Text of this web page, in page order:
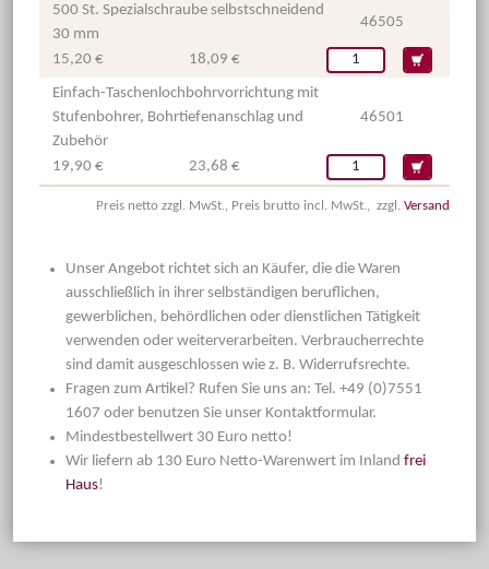
500 St. Spezialschraube selbstschneidend
30 mm
46505
15,20 € 18,09 €
Einfach-Taschenlochbohrvorrichtung mit
Stufenbohrer, Bohrtiefenanschlag und
Zubehör
46501
19,90 € 23,68 €
Preis netto zzgl. MwSt., Preis brutto incl. MwSt., zzgl. Versand
Unser Angebot richtet sich an Käufer, die die Waren
ausschließlich in ihrer selbständigen beruflichen,
gewerblichen, behördlichen oder dienstlichen Tätigkeit
verwenden oder weiterverarbeiten. Verbraucherrechte
sind damit ausgeschlossen wie z. B. Widerrufsrechte.
Fragen zum Artikel? Rufen Sie uns an: Tel. +49 (0)7551
1607 oder benutzen Sie unser Kontaktformular.
Mindestbestellwert 30 Euro netto!
Wir liefern ab 130 Euro Netto-Warenwert im Inland frei
Haus!